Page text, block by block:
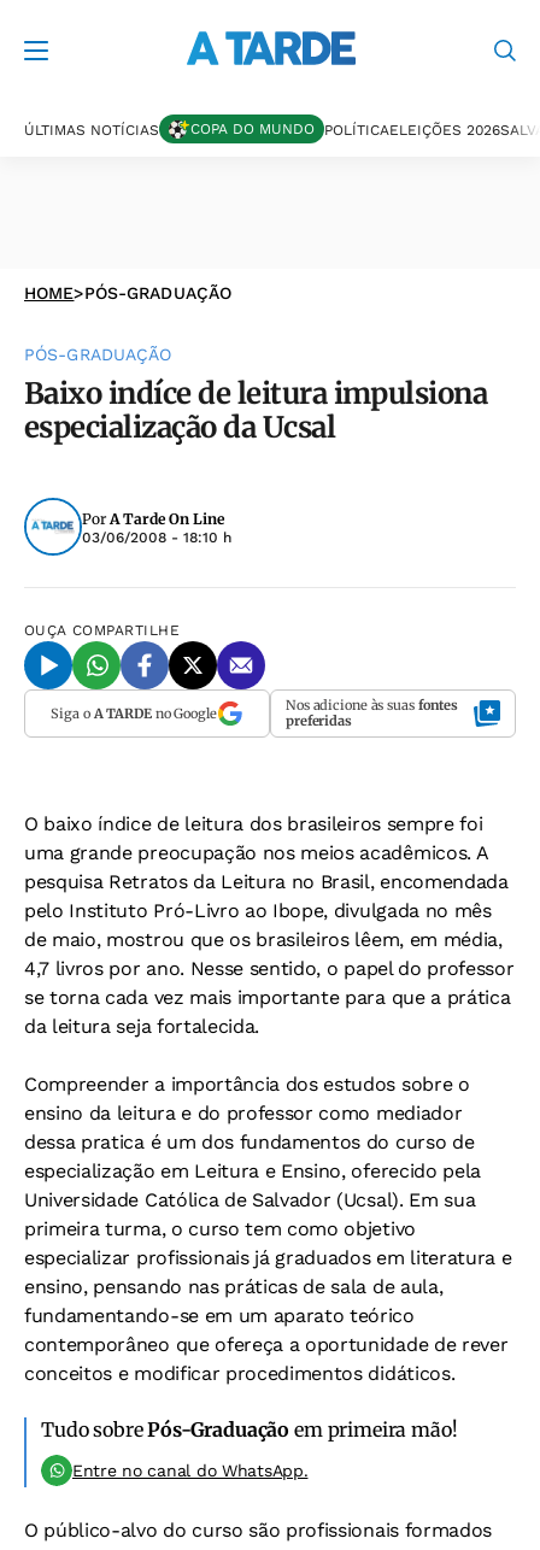
ÚLTIMAS NOTÍCIAS COPA DO MUNDO POLÍTICAELEIÇÕES 2026
HOME>PÓS-GRADUAÇÃO
PÓS-GRADUAÇÃO
Baixo indíce de leitura impulsiona
especialização da Ucsal
PorA Tarde On Line
03/06/2008 - 18:10 h
OUÇA COMPARTILHE
Siga o A TARDEno Google Nos adicione às suas fontes
preferidas
O baixo índice de leitura dos brasileiros sempre foi
uma grande preocupação nos meios acadêmicos. A
pesquisa Retratos da Leitura no Brasil, encomendada
pelo Instituto Pró-Livro ao Ibope, divulgada no mês
de maio, mostrou que os brasileiros lêem, em média,
4,7 livros por ano. Nesse sentido, o papel do professor
se torna cada vez mais importante para que a prática
da leitura seja fortalecida.
Compreender a importância dos estudos sobre o
ensino da leitura e do professor como mediador
dessa pratica é um dos fundamentos do curso de
especialização em Leitura e Ensino, oferecido pela
Universidade Católica de Salvador (Ucsal). Em sua
primeira turma, o curso tem como objetivo
especializar profissionais já graduados em literatura e
ensino, pensando nas práticas de sala de aula,
fundamentando-se em um aparato teórico
contemporâneo que ofereça a oportunidade de rever
conceitos e modificar procedimentos didáticos.
Tudo sobrePós-Graduação em primeira mão!
Entre no canal do WhatsApp.
O público-alvo do curso são profissionais formados